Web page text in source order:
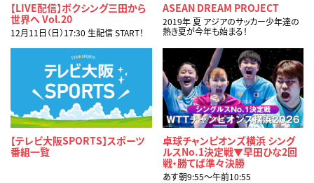
【LIVE配信】ボクシング三田から
世界へ Vol.20
12月11日（日）17:30 生配信 START！
ASEAN DREAM PROJECT
2019年 夏 アジアのサッカー少年達の
熱き夏が今年も始まる！
【テレビ大阪SPORTS】スポーツ
番組一覧
卓球チャンピオンズ横浜 シング
ルスNo.1決定戦▼早田ひな2回
戦・勝てば準々決勝
あす朝9:55〜午前10:55